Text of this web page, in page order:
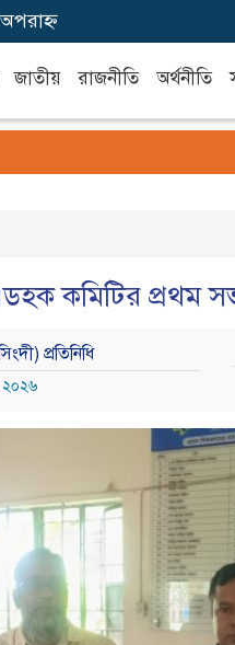
জাতীয় রাজনীতি অর্থনীতি
কমিটির প্রথম
প্রতিনিধি
২০২৬